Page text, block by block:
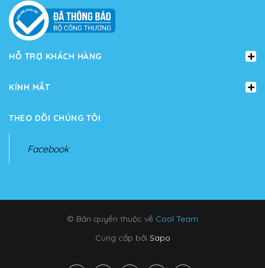
HỖ TRỢ KHÁCH HÀNG
KÍNH MẮT
THEO DÕI CHÚNG TÔI
Facebook
© Bản quyền thuộc về Cool Team
Cung cấp bởi Sapo